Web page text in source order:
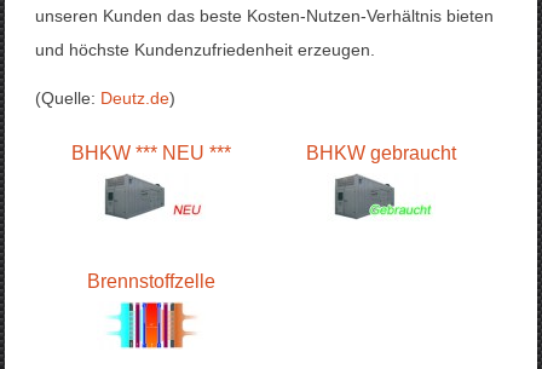
unseren Kunden das beste Kosten-Nutzen-Verhältnis bieten
und höchste Kundenzufriedenheit erzeugen.
(Quelle: Deutz.de)
BHKW *** NEU *** BHKW gebraucht
Brennstoffzelle